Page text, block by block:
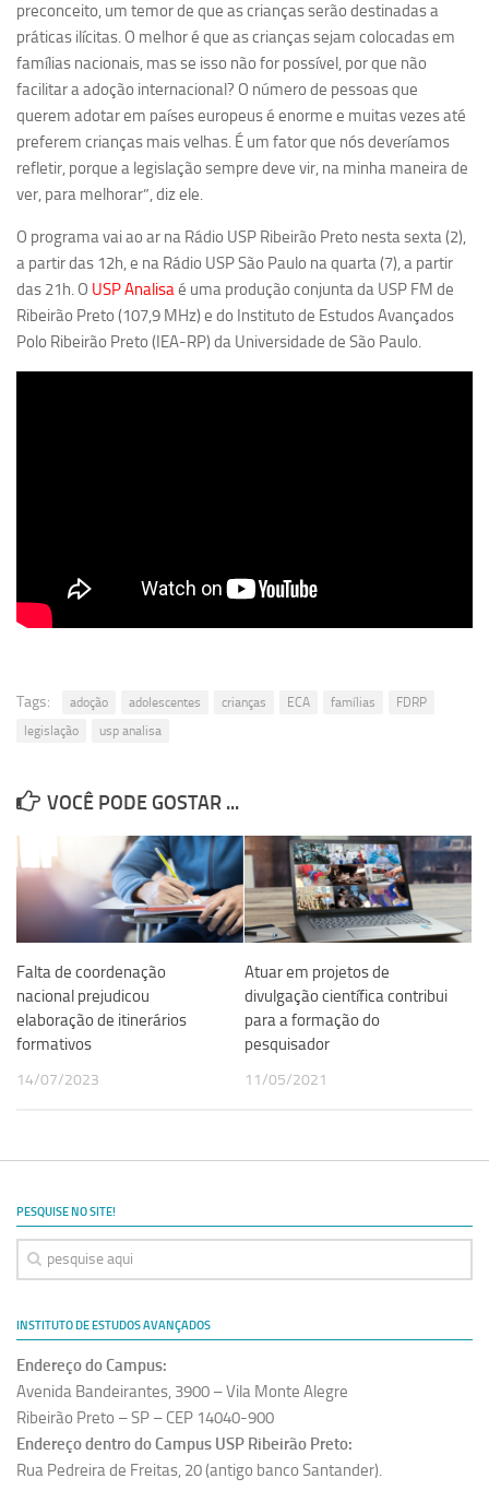
Ciência Por Elas
Pint of Science
União Pró-Vacina
USP Analisa
Publicações
Clipping
Documentos
Revista Estudos Avançados
Espaço Cultural
preconceito, um temor de que as crianças serão destinadas a
práticas ilícitas. O melhor é que as crianças sejam colocadas em
famílias nacionais, mas se isso não for possível, por que não
facilitar a adoção internacional? O número de pessoas que
querem adotar em países europeus é enorme e muitas vezes até
preferem crianças mais velhas. É um fator que nós deveríamos
refletir, porque a legislação sempre deve vir, na minha maneira de
ver, para melhorar”, diz ele.
O programa vai ao ar na Rádio USP Ribeirão Preto nesta sexta (2),
a partir das 12h, e na Rádio USP São Paulo na quarta (7), a partir
das 21h. O USP Analisaé uma produção conjunta da USP FM de
Ribeirão Preto (107,9 MHz) e do Instituto de Estudos Avançados
Polo Ribeirão Preto (IEA-RP) da Universidade de São Paulo.
Tags: adoção adolescentes crianças ECA famílias
FDRP
legislação
usp analisa
VOCÊ PODE GOSTAR ...
Falta de coordenação
nacional prejudicou
elaboração de itinerários
formativos
14/07/2023
Atuar em projetos de
divulgação científica contribui
para a formação do
pesquisador
11/05/2021
PESQUISE NO SITE!
INSTITUTO DE ESTUDOS AVANÇADOS
Endereço do Campus:
Avenida Bandeirantes, 3900 – Vila Monte Alegre
Ribeirão Preto – SP – CEP 14040-900
Endereço dentro do Campus USP Ribeirão Preto:
Rua Pedreira de Freitas, 20 (antigo banco Santander).